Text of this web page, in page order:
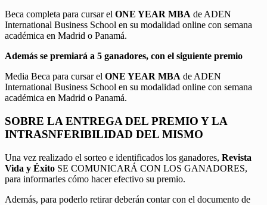
Beca completa para cursar el ONE YEAR MBA de ADEN
International Business School en su modalidad online con semana
académica en Madrid o Panamá.
Además se premiará a 5 ganadores, con el siguiente premio
Media Beca para cursar el ONE YEAR MBA de ADEN
International Business School en su modalidad online con semana
académica en Madrid o Panamá.
SOBRE LA ENTREGA DEL PREMIO Y LA
INTRASNFERIBILIDAD DEL MISMO
Una vez realizado el sorteo e identificados los ganadores, Revista
Vida y Éxito SE COMUNICARÁ CON LOS GANADORES,
para informarles cómo hacer efectivo su premio.
Además, para poderlo retirar deberán contar con el documento de